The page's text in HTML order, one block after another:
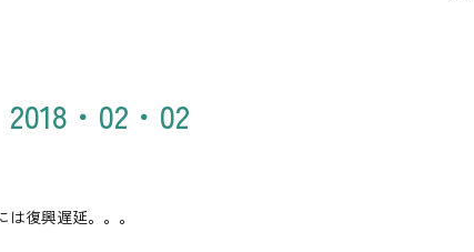
・02・02
復興遅延。。。